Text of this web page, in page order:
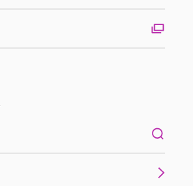
テイ【朝食付】
11:00まで
家族旅行を応援！ ■■■ 「宝塚・
の聖地としても名高い宝塚市。